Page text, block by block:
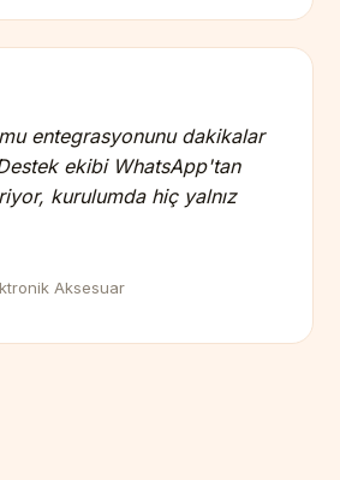
entegrasyonunu dakikalar
ekibi WhatsApp'tan
kurulumda hiç yalnız
Aksesuar